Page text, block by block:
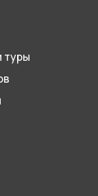
туры